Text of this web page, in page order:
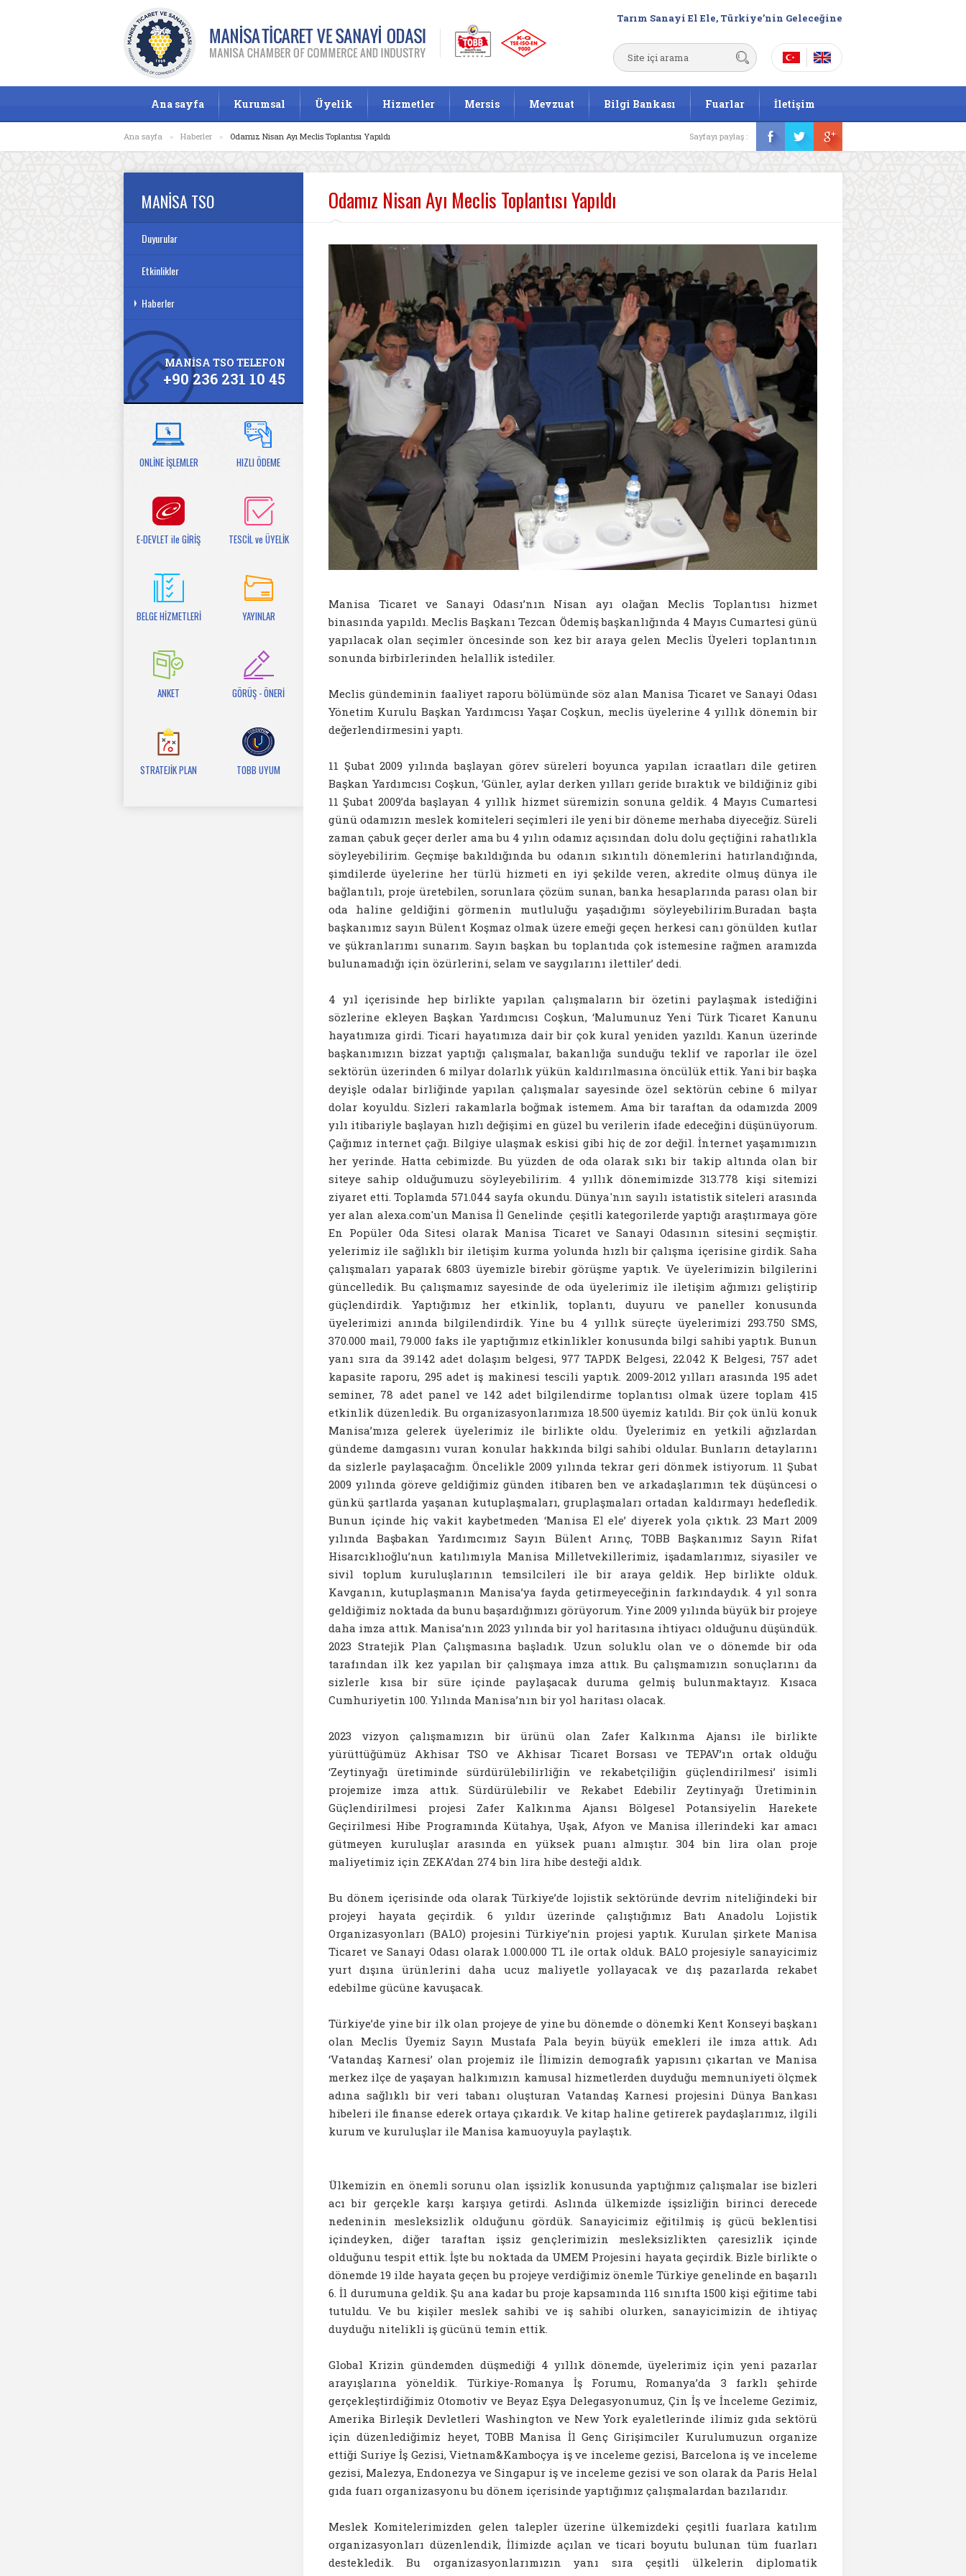
Tarım Sanayi El Ele, Türkiye’nin Geleceğine
Ana sayfa Kurumsal Üyelik Hizmetler Mersis Mevzuat Bilgi Bankası Fuarlar İletişim
Ana sayfa » Haberler » Odamız Nisan Ayı Meclis Toplantısı Yapıldı Sayfayı paylaş :
MANİSA TSO
Duyurular
Etkinlikler
Haberler
MANİSA TSO TELEFON
+90 236 231 10 45
ONLİNE İŞLEMLER HIZLI ÖDEME
E-DEVLET ile GİRİŞ TESCİL ve ÜYELİK
BELGE HİZMETLERİ YAYINLAR
ANKET GÖRÜŞ - ÖNERİ
STRATEJİK PLAN TOBB UYUM
Odamız Nisan Ayı Meclis Toplantısı Yapıldı
Manisa Ticaret ve Sanayi Odası’nın Nisan ayı olağan Meclis Toplantısı hizmet
binasında yapıldı. Meclis Başkanı Tezcan Ödemiş başkanlığında 4 Mayıs Cumartesi günü
yapılacak olan seçimler öncesinde son kez bir araya gelen Meclis Üyeleri toplantının
sonunda birbirlerinden helallik istediler.
Meclis gündeminin faaliyet raporu bölümünde söz alan Manisa Ticaret ve Sanayi Odası
Yönetim Kurulu Başkan Yardımcısı Yaşar Coşkun, meclis üyelerine 4 yıllık dönemin bir
değerlendirmesini yaptı.
11 Şubat 2009 yılında başlayan görev süreleri boyunca yapılan icraatları dile getiren
Başkan Yardımcısı Coşkun, ‘Günler, aylar derken yılları geride bıraktık ve bildiğiniz gibi
11 Şubat 2009’da başlayan 4 yıllık hizmet süremizin sonuna geldik. 4 Mayıs Cumartesi
günü odamızın meslek komiteleri seçimleri ile yeni bir döneme merhaba diyeceğiz. Süreli
zaman çabuk geçer derler ama bu 4 yılın odamız açısından dolu dolu geçtiğini rahatlıkla
söyleyebilirim. Geçmişe bakıldığında bu odanın sıkıntılı dönemlerini hatırlandığında,
şimdilerde üyelerine her türlü hizmeti en iyi şekilde veren, akredite olmuş dünya ile
bağlantılı, proje üretebilen, sorunlara çözüm sunan, banka hesaplarında parası olan bir
oda haline geldiğini görmenin mutluluğu yaşadığımı söyleyebilirim.Buradan başta
başkanımız sayın Bülent Koşmaz olmak üzere emeği geçen herkesi canı gönülden kutlar
ve şükranlarımı sunarım. Sayın başkan bu toplantıda çok istemesine rağmen aramızda
bulunamadığı için özürlerini, selam ve saygılarını ilettiler’ dedi.
4 yıl içerisinde hep birlikte yapılan çalışmaların bir özetini paylaşmak istediğini
sözlerine ekleyen Başkan Yardımcısı Coşkun, ‘Malumunuz Yeni Türk Ticaret Kanunu
hayatımıza girdi. Ticari hayatımıza dair bir çok kural yeniden yazıldı. Kanun üzerinde
başkanımızın bizzat yaptığı çalışmalar, bakanlığa sunduğu teklif ve raporlar ile özel
sektörün üzerinden 6 milyar dolarlık yükün kaldırılmasına öncülük ettik. Yani bir başka
deyişle odalar birliğinde yapılan çalışmalar sayesinde özel sektörün cebine 6 milyar
dolar koyuldu. Sizleri rakamlarla boğmak istemem. Ama bir taraftan da odamızda 2009
yılı itibariyle başlayan hızlı değişimi en güzel bu verilerin ifade edeceğini düşünüyorum.
Çağımız internet çağı. Bilgiye ulaşmak eskisi gibi hiç de zor değil. İnternet yaşamımızın
her yerinde. Hatta cebimizde. Bu yüzden de oda olarak sıkı bir takip altında olan bir
siteye sahip olduğumuzu söyleyebilirim. 4 yıllık dönemimizde 313.778 kişi sitemizi
ziyaret etti. Toplamda 571.044 sayfa okundu. Dünya'nın sayılı istatistik siteleri arasında
yer alan alexa.com'un Manisa İl Genelinde çeşitli kategorilerde yaptığı araştırmaya göre
En Popüler Oda Sitesi olarak Manisa Ticaret ve Sanayi Odasının sitesini seçmiştir.
yelerimiz ile sağlıklı bir iletişim kurma yolunda hızlı bir çalışma içerisine girdik. Saha
çalışmaları yaparak 6803 üyemizle birebir görüşme yaptık. Ve üyelerimizin bilgilerini
güncelledik. Bu çalışmamız sayesinde de oda üyelerimiz ile iletişim ağımızı geliştirip
güçlendirdik. Yaptığımız her etkinlik, toplantı, duyuru ve paneller konusunda
üyelerimizi anında bilgilendirdik. Yine bu 4 yıllık süreçte üyelerimizi 293.750 SMS,
370.000 mail, 79.000 faks ile yaptığımız etkinlikler konusunda bilgi sahibi yaptık. Bunun
yanı sıra da 39.142 adet dolaşım belgesi, 977 TAPDK Belgesi, 22.042 K Belgesi, 757 adet
kapasite raporu, 295 adet iş makinesi tescili yaptık. 2009-2012 yılları arasında 195 adet
seminer, 78 adet panel ve 142 adet bilgilendirme toplantısı olmak üzere toplam 415
etkinlik düzenledik. Bu organizasyonlarımıza 18.500 üyemiz katıldı. Bir çok ünlü konuk
Manisa’mıza gelerek üyelerimiz ile birlikte oldu. Üyelerimiz en yetkili ağızlardan
gündeme damgasını vuran konular hakkında bilgi sahibi oldular. Bunların detaylarını
da sizlerle paylaşacağım. Öncelikle 2009 yılında tekrar geri dönmek istiyorum. 11 Şubat
2009 yılında göreve geldiğimiz günden itibaren ben ve arkadaşlarımın tek düşüncesi o
günkü şartlarda yaşanan kutuplaşmaları, gruplaşmaları ortadan kaldırmayı hedefledik.
Bunun içinde hiç vakit kaybetmeden ‘Manisa El ele’ diyerek yola çıktık. 23 Mart 2009
yılında Başbakan Yardımcımız Sayın Bülent Arınç, TOBB Başkanımız Sayın Rifat
Hisarcıklıoğlu’nun katılımıyla Manisa Milletvekillerimiz, işadamlarımız, siyasiler ve
sivil toplum kuruluşlarının temsilcileri ile bir araya geldik. Hep birlikte olduk.
Kavganın, kutuplaşmanın Manisa’ya fayda getirmeyeceğinin farkındaydık. 4 yıl sonra
geldiğimiz noktada da bunu başardığımızı görüyorum. Yine 2009 yılında büyük bir projeye
daha imza attık. Manisa’nın 2023 yılında bir yol haritasına ihtiyacı olduğunu düşündük.
2023 Stratejik Plan Çalışmasına başladık. Uzun soluklu olan ve o dönemde bir oda
tarafından ilk kez yapılan bir çalışmaya imza attık. Bu çalışmamızın sonuçlarını da
sizlerle kısa bir süre içinde paylaşacak duruma gelmiş bulunmaktayız. Kısaca
Cumhuriyetin 100. Yılında Manisa’nın bir yol haritası olacak.
2023 vizyon çalışmamızın bir ürünü olan Zafer Kalkınma Ajansı ile birlikte
yürüttüğümüz Akhisar TSO ve Akhisar Ticaret Borsası ve TEPAV’ın ortak olduğu
‘Zeytinyağı üretiminde sürdürülebilirliğin ve rekabetçiliğin güçlendirilmesi’ isimli
projemize imza attık. Sürdürülebilir ve Rekabet Edebilir Zeytinyağı Üretiminin
Güçlendirilmesi projesi Zafer Kalkınma Ajansı Bölgesel Potansiyelin Harekete
Geçirilmesi Hibe Programında Kütahya, Uşak, Afyon ve Manisa illerindeki kar amacı
gütmeyen kuruluşlar arasında en yüksek puanı almıştır. 304 bin lira olan proje
maliyetimiz için ZEKA’dan 274 bin lira hibe desteği aldık.
Bu dönem içerisinde oda olarak Türkiye’de lojistik sektöründe devrim niteliğindeki bir
projeyi hayata geçirdik. 6 yıldır üzerinde çalıştığımız Batı Anadolu Lojistik
Organizasyonları (BALO) projesini Türkiye’nin projesi yaptık. Kurulan şirkete Manisa
Ticaret ve Sanayi Odası olarak 1.000.000 TL ile ortak olduk. BALO projesiyle sanayicimiz
yurt dışına ürünlerini daha ucuz maliyetle yollayacak ve dış pazarlarda rekabet
edebilme gücüne kavuşacak.
Türkiye’de yine bir ilk olan projeye de yine bu dönemde o dönemki Kent Konseyi başkanı
olan Meclis Üyemiz Sayın Mustafa Pala beyin büyük emekleri ile imza attık. Adı
‘Vatandaş Karnesi’ olan projemiz ile İlimizin demografik yapısını çıkartan ve Manisa
merkez ilçe de yaşayan halkımızın kamusal hizmetlerden duyduğu memnuniyeti ölçmek
adına sağlıklı bir veri tabanı oluşturan Vatandaş Karnesi projesini Dünya Bankası
hibeleri ile finanse ederek ortaya çıkardık. Ve kitap haline getirerek paydaşlarımız, ilgili
kurum ve kuruluşlar ile Manisa kamuoyuyla paylaştık.
Ülkemizin en önemli sorunu olan işsizlik konusunda yaptığımız çalışmalar ise bizleri
acı bir gerçekle karşı karşıya getirdi. Aslında ülkemizde işsizliğin birinci derecede
nedeninin mesleksizlik olduğunu gördük. Sanayicimiz eğitilmiş iş gücü beklentisi
içindeyken, diğer taraftan işsiz gençlerimizin mesleksizlikten çaresizlik içinde
olduğunu tespit ettik. İşte bu noktada da UMEM Projesini hayata geçirdik. Bizle birlikte o
dönemde 19 ilde hayata geçen bu projeye verdiğimiz önemle Türkiye genelinde en başarılı
6. İl durumuna geldik. Şu ana kadar bu proje kapsamında 116 sınıfta 1500 kişi eğitime tabi
tutuldu. Ve bu kişiler meslek sahibi ve iş sahibi olurken, sanayicimizin de ihtiyaç
duyduğu nitelikli iş gücünü temin ettik.
Global Krizin gündemden düşmediği 4 yıllık dönemde, üyelerimiz için yeni pazarlar
arayışlarına yöneldik. Türkiye-Romanya İş Forumu, Romanya’da 3 farklı şehirde
gerçekleştirdiğimiz Otomotiv ve Beyaz Eşya Delegasyonumuz, Çin İş ve İnceleme Gezimiz,
Amerika Birleşik Devletleri Washington ve New York eyaletlerinde ilimiz gıda sektörü
için düzenlediğimiz heyet, TOBB Manisa İl Genç Girişimciler Kurulumuzun organize
ettiği Suriye İş Gezisi, Vietnam&Kamboçya iş ve inceleme gezisi, Barcelona iş ve inceleme
gezisi, Malezya, Endonezya ve Singapur iş ve inceleme gezisi ve son olarak da Paris Helal
gıda fuarı organizasyonu bu dönem içerisinde yaptığımız çalışmalardan bazılarıdır.
Meslek Komitelerimizden gelen talepler üzerine ülkemizdeki çeşitli fuarlara katılım
organizasyonları düzenlendik, İlimizde açılan ve ticari boyutu bulunan tüm fuarları
destekledik. Bu organizasyonlarımızın yanı sıra çeşitli ülkelerin diplomatik